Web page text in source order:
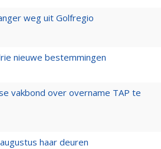
weg uit Golfregio
nieuwe bestemmingen
vakbond over overname TAP te
haar deuren